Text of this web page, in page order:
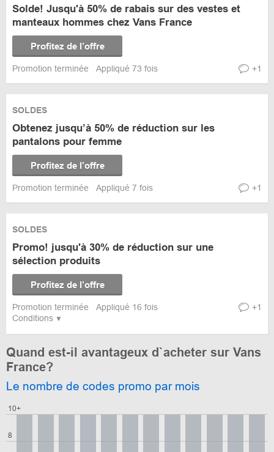
Solde! Jusqu'à 50% de rabais sur des vestes et
manteaux hommes chez Vans France
Profitez de l’offre
Promotion terminée Appliqué 73 fois +1
SOLDES
Obtenez jusqu’à 50% de réduction sur les
pantalons pour femme
Profitez de l’offre
Promotion terminée Appliqué 7 fois +1
Conditions
SOLDES
Promo! jusqu'à 30% de réduction sur une
sélection produits
Profitez de l’offre
Promotion terminée Appliqué 16 fois +1
Quand est-il avantageux d`acheter sur Vans
France?
Le nombre de codes promo par mois
8
10+